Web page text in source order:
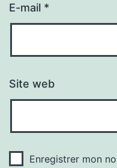
E-mail *
Site web
Enregistrer mon